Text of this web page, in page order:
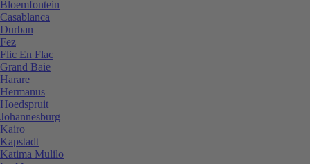
Bloemfontein
Casablanca
Durban
Fez
Flic En Flac
Grand Baie
Harare
Hermanus
Hoedspruit
Johannesburg
Kairo
Kapstadt
Katima Mulilo